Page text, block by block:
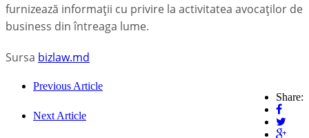
furnizează informaţii cu privire la activitatea avocaţilor de
business din întreaga lume.
Sursa bizlaw.md
Share:
Previous Article
Next Article